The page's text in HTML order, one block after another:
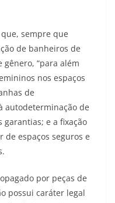
sempre que
de banheiros de
“para além
nos espaços
de
autodeterminação de
garantias; e a fixação
espaços seguros e
por peças de
possui caráter legal